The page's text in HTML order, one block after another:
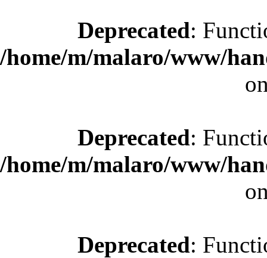
Deprecated:
/home/m/malaro/www/
Deprecated:
/home/m/malaro/www/
Deprecated: